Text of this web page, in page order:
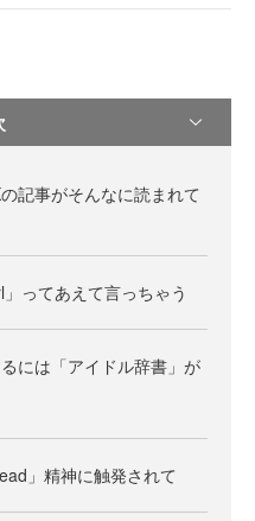
記事がそんなに読まれて
」ってあえて言っちゃう
には「アイドル辞書」が
」精神に触発されて